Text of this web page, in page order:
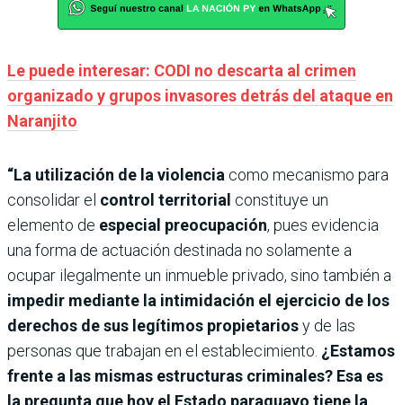
Le puede interesar: CODI no descarta al crimen
organizado y grupos invasores detrás del ataque en
Naranjito
“La utilización de la violencia como mecanismo para
consolidar el control territorial constituye un
elemento de especial preocupación, pues evidencia
una forma de actuación destinada no solamente a
ocupar ilegalmente un inmueble privado, sino también a
impedir mediante la intimidación el ejercicio de los
derechos de sus legítimos propietariosy de las
personas que trabajan en el establecimiento. ¿Estamos
frente a las mismas estructuras criminales? Esa es
la pregunta que hoy el Estado paraguayo tiene la